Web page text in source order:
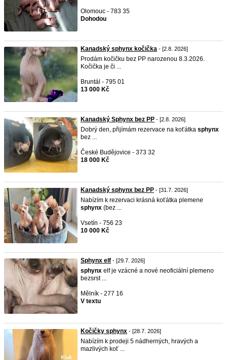
Olomouc - 783 35
Dohodou
Kanadský sphynx kočička - [2.8. 2026]
Prodám kočičku bez PP narozenou 8.3.2026.
Kočička je či ...
Bruntál - 795 01
13 000 Kč
Kanadský Sphynx bez PP - [2.8. 2026]
Dobrý den, přijímám rezervace na koťátka sphynx
bez ...
České Budějovice - 373 32
18 000 Kč
Kanadský sphynx bez PP - [31.7. 2026]
Nabízím k rezervaci krásná koťátka plemene
sphynx (bez ...
Vsetín - 756 23
10 000 Kč
Sphynx elf - [29.7. 2026]
sphynx elf je vzácné a nové neoficiální plemeno
bezsrst ...
Mělník - 277 16
V textu
Kočičky sphynx - [28.7. 2026]
Nabízím k prodeji 5 nádherných, hravých a
mazlivých koť ...